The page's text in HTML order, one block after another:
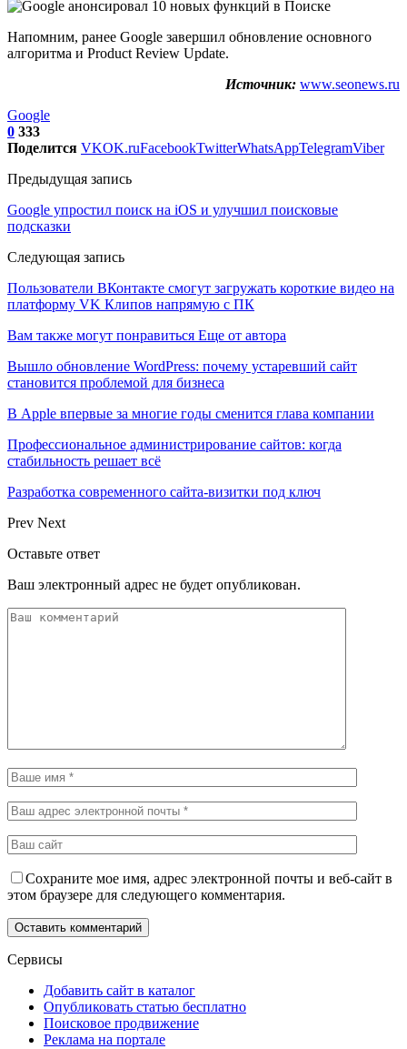
Напомним, ранее Google завершил обновление основного
алгоритма и Product Review Update.
Источник: www.seonews.ru
Google
0 333
Поделится VKOK.ruFacebookTwitterWhatsAppTelegramViber
Предыдущая запись
Google упростил поиск на iOS и улучшил поисковые
подсказки
Следующая запись
Пользователи ВКонтакте смогут загружать короткие видео на
платформу VK Клипов напрямую с ПК
Вам также могут понравиться Еще от автора
Вышло обновление WordPress: почему устаревший сайт
становится проблемой для бизнеса
В Apple впервые за многие годы сменится глава компании
Профессиональное администрирование сайтов: когда
стабильность решает всё
Разработка современного сайта-визитки под ключ
Prev Next
Оставьте ответ
Ваш электронный адрес не будет опубликован.
Сохраните мое имя, адрес электронной почты и веб-сайт в
этом браузере для следующего комментария.
Сервисы
Добавить сайт в каталог
Опубликовать статью бесплатно
Поисковое продвижение
Реклама на портале